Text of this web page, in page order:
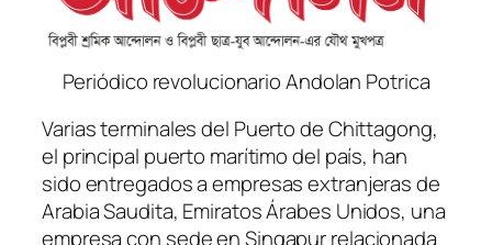
Periódico revolucionario Andolan Potrica
Varias terminales del Puerto de Chittagong,
el principal puerto marítimo del país, han
sido entregados a empresas extranjeras de
Arabia Saudita, Emiratos Árabes Unidos, una
empresa con sede en Singapur relacionada